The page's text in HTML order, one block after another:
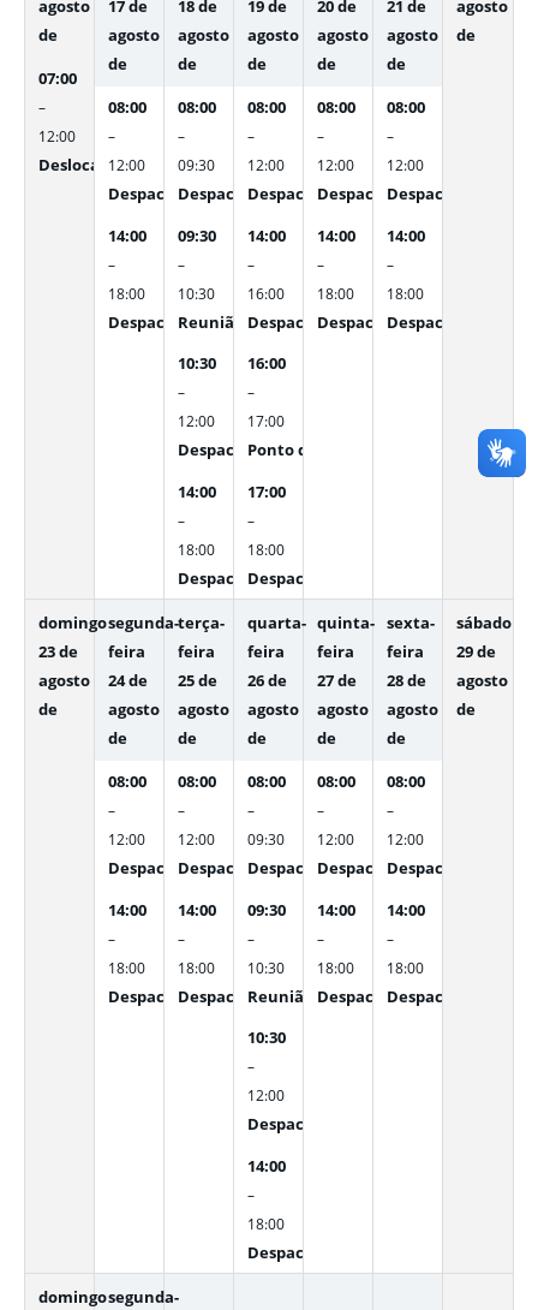
agosto
de
07:00
–
12:00
Deslocamento para Goiânia
17 de
agosto
de
08:00
–
12:00
Despacho interno
14:00
–
18:00
Despacho interno
18 de
agosto
de
08:00
–
09:30
Despacho interno
09:30
–
10:30
Reunião de alinhamento Gerência de
10:30
–
12:00
Despacho interno
14:00
–
18:00
Despacho interno
19 de
agosto
de
08:00
–
12:00
Despacho interno
14:00
–
16:00
Despacho interno
16:00
–
17:00
Ponto de Controle - Diretoria Técnica
17:00
–
18:00
Despacho interno
20 de
agosto
de
08:00
–
12:00
Despacho interno
14:00
–
18:00
Despacho interno
21 de
agosto
de
08:00
–
12:00
Despacho interno
14:00
–
18:00
Despacho interno
agosto
de
domingo
23 de
agosto
de
segunda-
feira
24 de
agosto
de
08:00
–
12:00
Despacho interno
14:00
–
18:00
Despacho interno
terça-
feira
25 de
agosto
de
08:00
–
12:00
Despacho interno
14:00
–
18:00
Despacho interno
quarta-
feira
26 de
agosto
de
08:00
–
09:30
Despacho interno
09:30
–
10:30
Reunião de alinhamento de
10:30
–
12:00
Despacho interno
14:00
–
18:00
Despacho interno
quinta-
feira
27 de
agosto
de
08:00
–
12:00
Despacho interno
14:00
–
18:00
Despacho interno
sexta-
feira
28 de
agosto
de
08:00
–
12:00
Despacho interno
14:00
–
18:00
Despacho interno
sábado
29 de
agosto
de
domingosegunda-